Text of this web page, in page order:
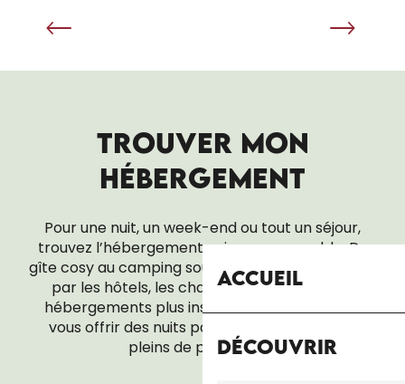
Accueil
Découvrir
TROUVER MON
HÉBERGEMENT
Pour une nuit, un week-end ou tout un séjour,
trouvez l’hébergement qui vous ressemble. Du
gîte cosy au camping sous les étoiles, en passant
par les hôtels, les chambres d’hôtes ou les
hébergements plus insolites, tout est là pour
vous offrir des nuits paisibles… et des réveils
pleins de promesses.